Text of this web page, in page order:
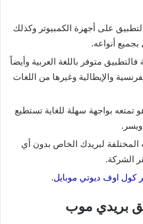
على أجهزة الكمبيوتر وكذلك
أنواعه.
فالتطبيق متوفر باللغة العربية وأيضاً
والإيطالية وغيرها من اللغات
تمتعه بواجهة سهلة للغاية تستطيع
لبريدك الخاص بدون أي
الشركة.
كول اوف ديوتي موبايل.
بريدي موب